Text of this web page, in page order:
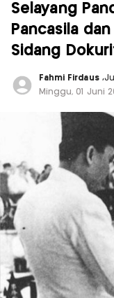
Selayang
Pancasila
Sidang
Fahmi Firdaus ,
Minggu, 01 Juni